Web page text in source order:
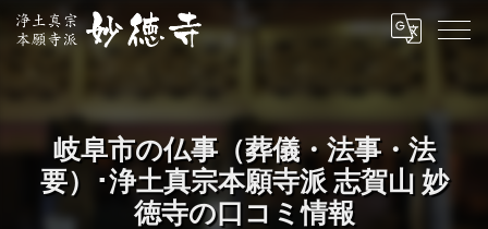
岐阜市の仏事（葬儀・法事・法
要）･浄土真宗本願寺派 志賀山 妙
徳寺の口コミ情報